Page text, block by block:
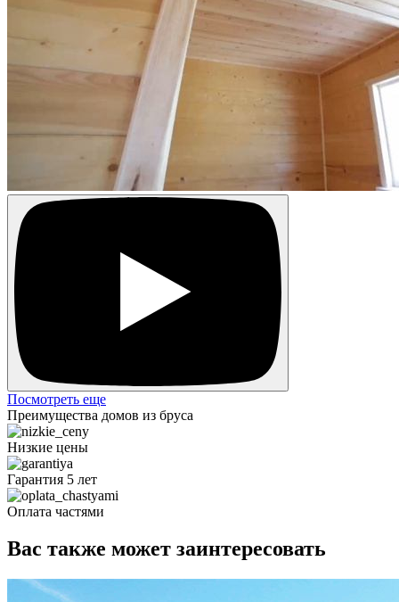
Посмотреть еще
Преимущества домов из бруса
Низкие цены
Гарантия 5 лет
Оплата частями
Вас также может заинтересовать